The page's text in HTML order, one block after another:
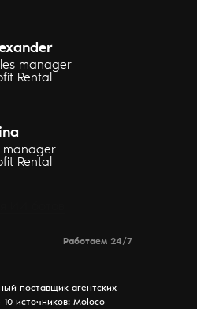
manager
Rental
manager
Rental
Работаем 24/7
поставщик агентских
источников: Moloco